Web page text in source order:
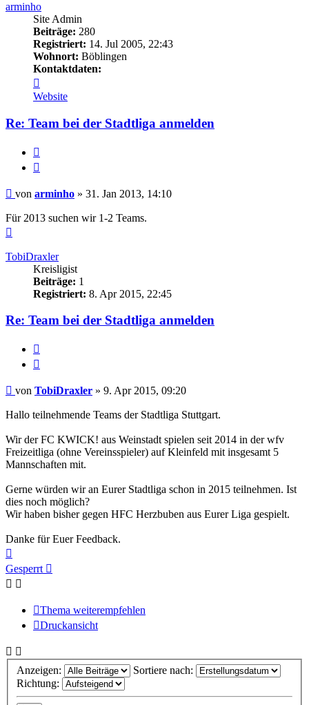
arminho
Site Admin
Beiträge: 280
Registriert: 14. Jul 2005, 22:43
Wohnort: Böblingen
Kontaktdaten:
von
arminho
Website
Re: Team bei der Stadtliga anmelden
Beitrag
von arminho » 31. Jan 2013, 14:10
Für 2013 suchen wir 1-2 Teams.
TobiDraxler
Kreisligist
Beiträge: 1
Registriert: 8. Apr 2015, 22:45
Re: Team bei der Stadtliga anmelden
Beitrag
von TobiDraxler » 9. Apr 2015, 09:20
Hallo teilnehmende Teams der Stadtliga Stuttgart.
Wir der FC KWICK! aus Weinstadt spielen seit 2014 in der wfv
Freizeitliga (ohne Vereinsspieler) auf Kleinfeld mit insgesamt 5
Mannschaften mit.
Gerne würden wir an Eurer Stadtliga schon in 2015 teilnehmen. Ist
dies noch möglich?
Wir haben bisher gegen HFC Herzbuben aus Eurer Liga gespielt.
Danke für Euer Feedback.
oben
Gesperrt
Thema weiterempfehlen
Druckansicht
Anzeigen:
Sortiere nach:
Richtung: